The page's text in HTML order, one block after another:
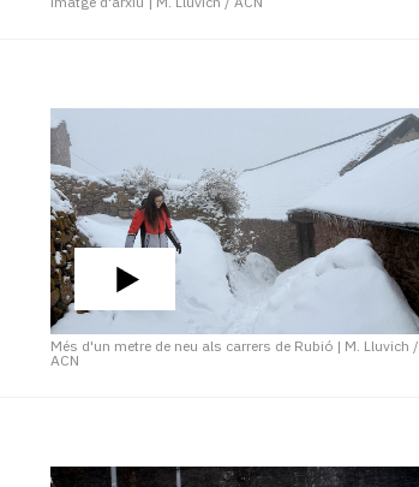
Més d'un metre de neu als carrers de Rubió | M. Lluvich /
ACN